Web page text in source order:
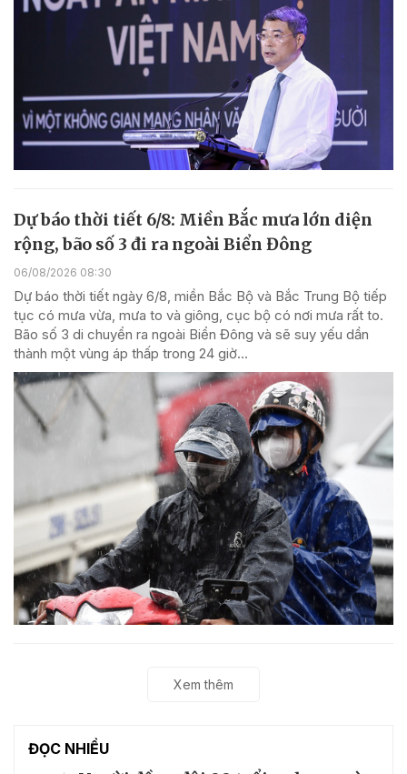
Dự báo thời tiết 6/8: Miền Bắc mưa lớn diện
rộng, bão số 3 đi ra ngoài Biển Đông
06/08/2026 08:30
Dự báo thời tiết ngày 6/8, miền Bắc Bộ và Bắc Trung Bộ tiếp
tục có mưa vừa, mưa to và giông, cục bộ có nơi mưa rất to.
Bão số 3 di chuyển ra ngoài Biển Đông và sẽ suy yếu dần
thành một vùng áp thấp trong 24 giờ...
Xem thêm
ĐỌC NHIỀU